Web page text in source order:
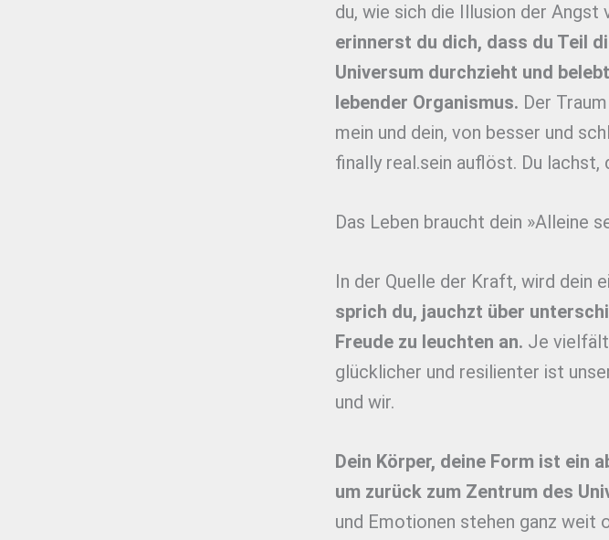
du, wie sich die Illusion der Angst
erinnerst du dich, dass du Teil
Universum durchzieht und
lebender Organismus. Der
mein und dein, von besser und
finally real.sein auflöst. Du lachst,
Das Leben braucht dein »Alleine
In der Quelle der Kraft, wird dein
sprich du, jauchzt über
Freude zu leuchten an. Je
glücklicher und resilienter ist
und wir.
Dein Körper, deine Form ist
um zurück zum Zentrum des
und Emotionen stehen ganz weit